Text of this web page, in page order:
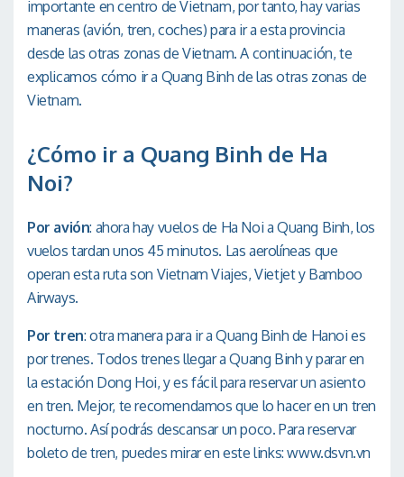
importante en centro de Vietnam, por tanto, hay varias
maneras (avión, tren, coches) para ir a esta provincia
desde las otras zonas de Vietnam. A continuación, te
explicamos cómo ir a Quang Binh de las otras zonas de
Vietnam.
¿Cómo ir a Quang Binh de Ha
Noi?
Por avión: ahora hay vuelos de Ha Noi a Quang Binh, los
vuelos tardan unos 45 minutos. Las aerolíneas que
operan esta ruta son Vietnam Viajes, Vietjet y Bamboo
Airways.
Por tren: otra manera para ir a Quang Binh de Hanoi es
por trenes. Todos trenes llegar a Quang Binh y parar en
la estación Dong Hoi, y es fácil para reservar un asiento
en tren. Mejor, te recomendamos que lo hacer en un tren
nocturno. Así podrás descansar un poco. Para reservar
boleto de tren, puedes mirar en este links: www.dsvn.vn